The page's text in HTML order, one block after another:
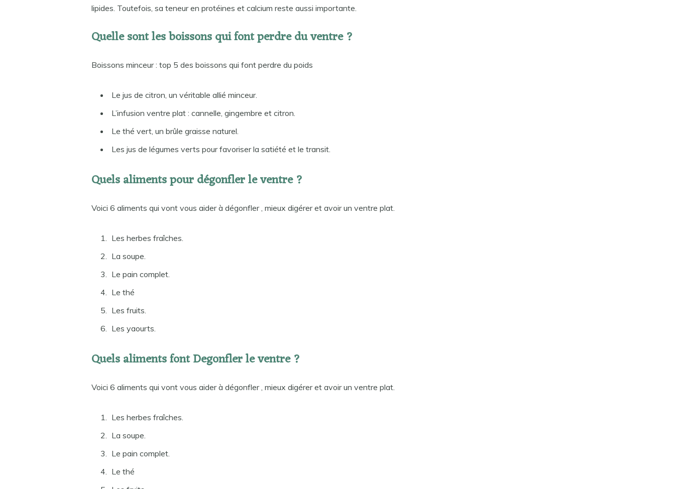
lipides. Toutefois, sa teneur en protéines et calcium reste aussi importante.
Quelle sont les boissons qui font perdre du ventre ?
Boissons minceur : top 5 des boissons qui font perdre du poids
Le jus de citron, un véritable allié minceur.
L’infusion ventre plat : cannelle, gingembre et citron.
Le thé vert, un brûle graisse naturel.
Les jus de légumes verts pour favoriser la satiété et le transit.
Quels aliments pour dégonfler le ventre ?
Voici 6 aliments qui vont vous aider à dégonfler , mieux digérer et avoir un ventre plat.
Les herbes fraîches.
La soupe.
Le pain complet.
Le thé
Les fruits.
Les yaourts.
Quels aliments font Degonfler le ventre ?
Voici 6 aliments qui vont vous aider à dégonfler , mieux digérer et avoir un ventre plat.
Les herbes fraîches.
La soupe.
Le pain complet.
Le thé